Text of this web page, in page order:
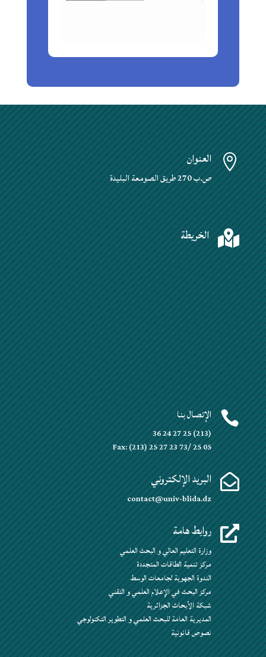
 العنوان
ص.ب 270 طريق الصومعة البليدة
 الخريطة
 الإتصال بنا
(213) 25 27 24 36
Fax: (213) 25 27 23 73/ 25 05
 البريد الإلكتروني
contact@univ-blida.dz
 روابط هامة
وزارة التعليم العالي و البحث العلمي
مركز تنمية الطاقات المتجددة
الندوة الجهوية لجامعات الوسط
مركز البحث في الإعلام العلمي و التقني
شبكة الأبحاث الجزائرية
المديرية العامة للبحث العلمي و التطوير التكنولوجي
نصوص قانونية